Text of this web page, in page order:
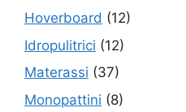
Hoverboard (12)
Idropulitrici (12)
Materassi (37)
Monopattini (8)